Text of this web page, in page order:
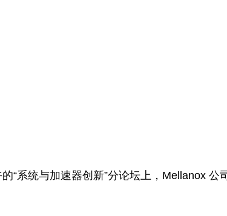
“系统与加速器创新”分论坛上， Mellanox 公